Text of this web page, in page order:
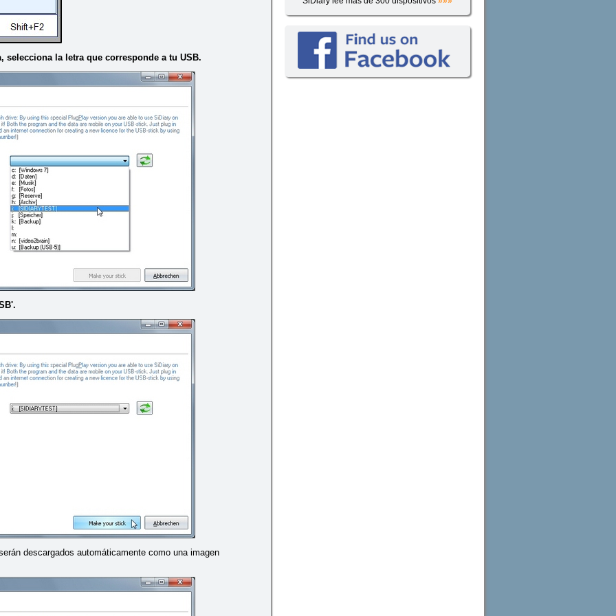
selecciona la letra que corresponde a tu USB.
descargados automáticamente como una imagen